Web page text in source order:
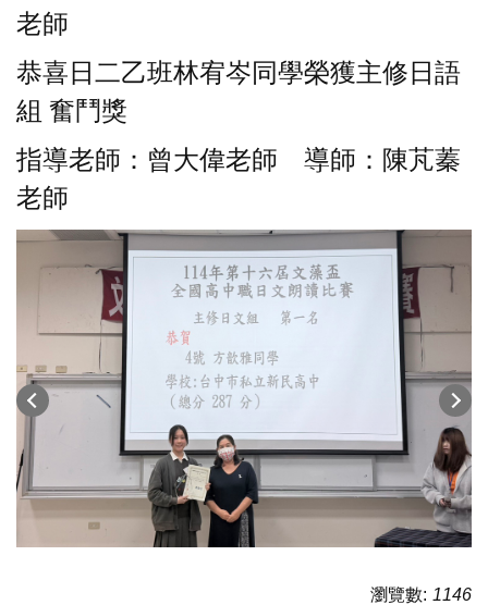
老師
恭喜日二乙班林宥岑同學榮獲主修日語
組 奮鬥獎
指導老師：曾大偉老師 導師：陳芃蓁
老師
瀏覽數: 1146